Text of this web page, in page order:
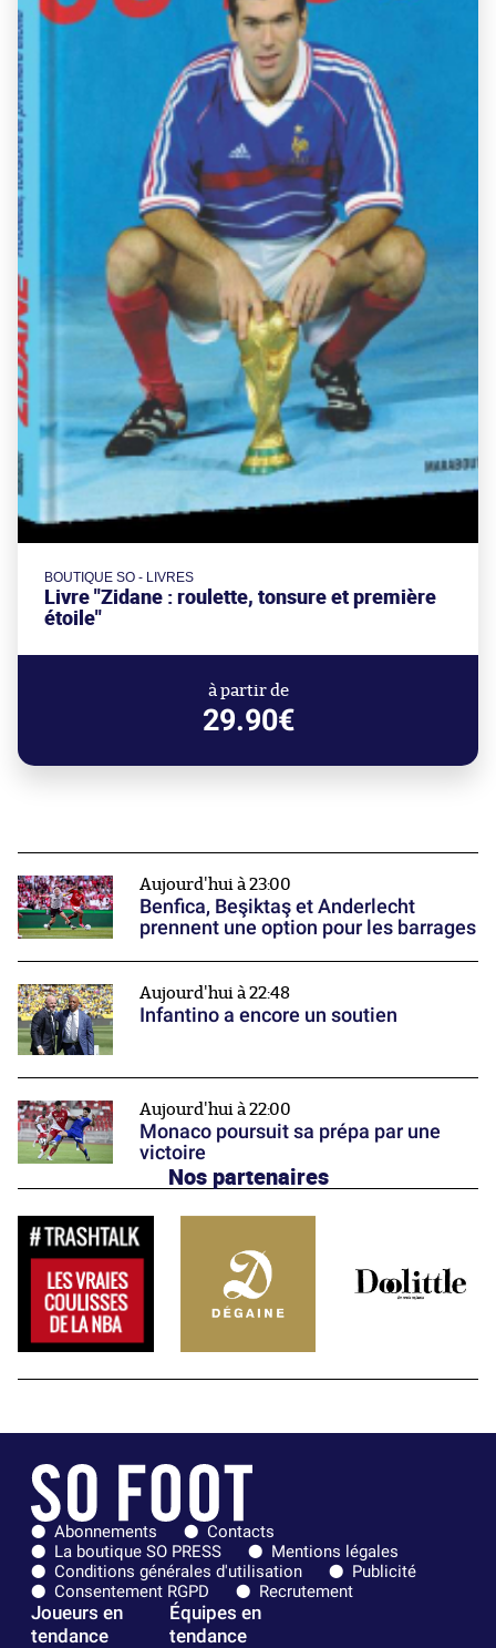
BOUTIQUE SO - LIVRES
Livre "Zidane : roulette, tonsure et première
étoile"
à partir de
29.90€
Aujourd'hui à 23:00
Benfica, Beşiktaş et Anderlecht
prennent une option pour les barrages
Aujourd'hui à 22:48
Infantino a encore un soutien
Aujourd'hui à 22:00
Monaco poursuit sa prépa par une
victoire
Nos partenaires
Abonnements
Contacts
La boutique SO PRESS
Mentions légales
Conditions générales d'utilisation
Publicité
Consentement RGPD
Recrutement
Joueurs en
tendance
Équipes en
tendance